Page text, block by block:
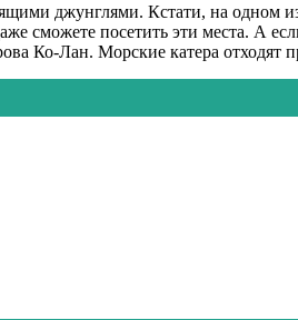
джунглями. Кстати, на одном
посетить эти места. А
Ко-Лан. Морские катера отходят